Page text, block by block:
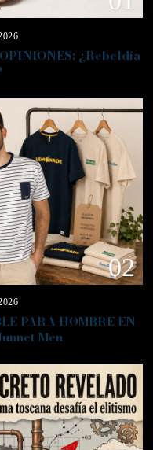
¿Rebeldía
02
PARA HOMBRE EN
Men